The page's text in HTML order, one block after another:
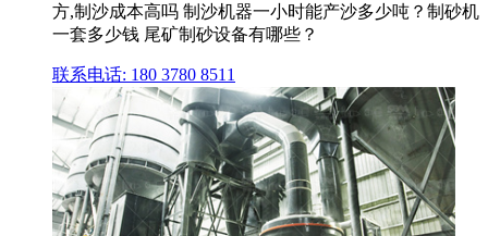
方,制沙成本高吗 制沙机器一小时能产沙多少吨？制砂机
一套多少钱 尾矿制砂设备有哪些？
联系电话: 180 3780 8511